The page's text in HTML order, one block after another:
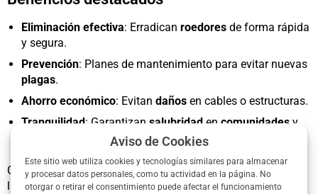
Aviso de Cookies
Este sitio web utiliza cookies y tecnologías similares para almacenar
y procesar datos personales, como tu actividad en la página. No
otorgar o retirar el consentimiento puede afectar el funcionamiento
Eliminación efectiva: Erradican roedores de forma rápida
y segura.
Prevención: Planes de mantenimiento para evitar nuevas
plagas.
Ahorro económico: Evitan daños en cables o estructuras.
Tranquilidad: Garantizan salubridad en comunidades y
ConControldePlagas360 , accedes aserviciosque cumplen
la
normativa. Solicita un presupuesto y protege tu espacio